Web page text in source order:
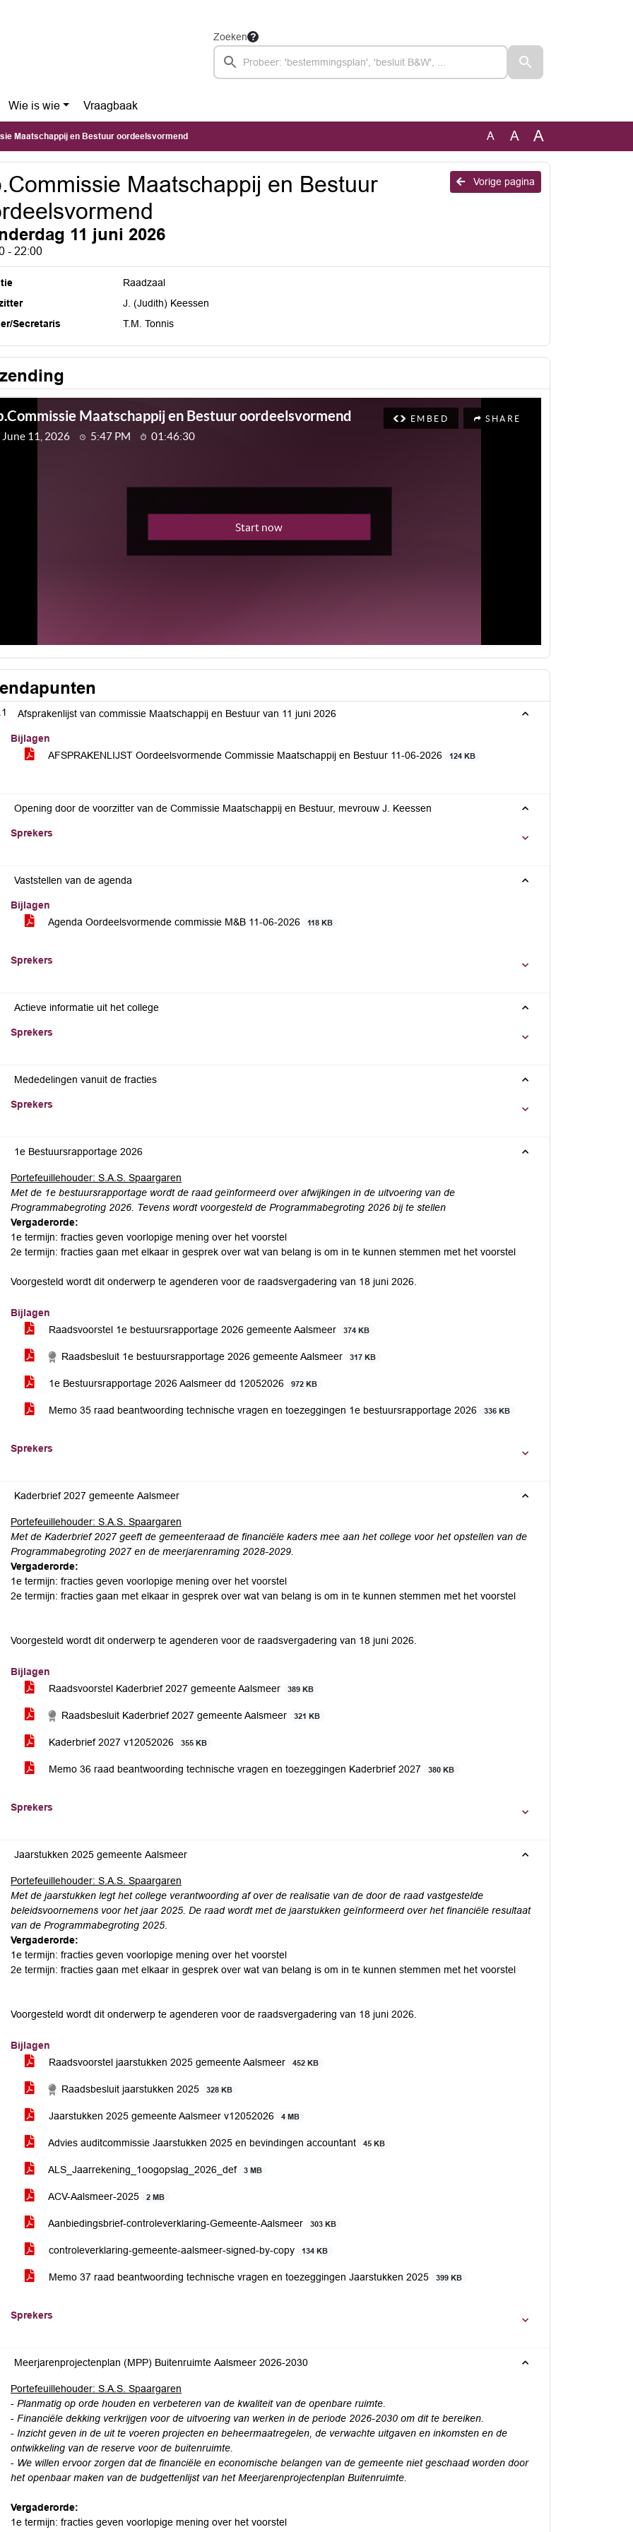
Zoeken
Wie is wie Vraagbaak
Maatschappij en Bestuur oordeelsvormend A A A
Vorige pagina
Maatschappij en Bestuur
11 juni 2026
- 22:00
Raadzaal
J. (Judith) Keessen
Secretaris
T.M. Tonnis
Afsprakenlijst van commissie Maatschappij en Bestuur van 11 juni 2026
Bijlagen
AFSPRAKENLIJST Oordeelsvormende Commissie Maatschappij en Bestuur 11-06-2026
124 KB
Opening door de voorzitter van de Commissie Maatschappij en Bestuur, mevrouw J. Keessen
Sprekers
Vaststellen van de agenda
Bijlagen
Agenda Oordeelsvormende commissie M&B 11-06-2026
118 KB
Sprekers
Actieve informatie uit het college
Sprekers
Mededelingen vanuit de fracties
Sprekers
1e Bestuursrapportage 2026
Portefeuillehouder: S.A.S. Spaargaren
Met de 1e bestuursrapportage wordt de raad geïnformeerd over afwijkingen in de uitvoering van de
Programmabegroting 2026. Tevens wordt voorgesteld de Programmabegroting 2026 bij te stellen
Vergaderorde:
1e termijn: fracties geven voorlopige mening over het voorstel
2e termijn: fracties gaan met elkaar in gesprek over wat van belang is om in te kunnen stemmen met het voorstel
Voorgesteld wordt dit onderwerp te agenderen voor de raadsvergadering van 18 juni 2026.
Bijlagen
Raadsvoorstel 1e bestuursrapportage 2026 gemeente Aalsmeer
374 KB
Raadsbesluit 1e bestuursrapportage 2026 gemeente Aalsmeer 317 KB
1e Bestuursrapportage 2026 Aalsmeer dd 12052026 972 KB
Memo 35 raad beantwoording technische vragen en toezeggingen 1e bestuursrapportage 2026 336 KB
Sprekers
Kaderbrief 2027 gemeente Aalsmeer
Portefeuillehouder: S.A.S. Spaargaren
Met de Kaderbrief 2027 geeft de gemeenteraad de financiële kaders mee aan het college voor het opstellen van de
Programmabegroting 2027 en de meerjarenraming 2028-2029.
Vergaderorde:
1e termijn: fracties geven voorlopige mening over het voorstel
2e termijn: fracties gaan met elkaar in gesprek over wat van belang is om in te kunnen stemmen met het voorstel
Voorgesteld wordt dit onderwerp te agenderen voor de raadsvergadering van 18 juni 2026.
Bijlagen
Raadsvoorstel Kaderbrief 2027 gemeente Aalsmeer
389 KB
Raadsbesluit Kaderbrief 2027 gemeente Aalsmeer 321 KB
Kaderbrief 2027 v12052026 355 KB
Memo 36 raad beantwoording technische vragen en toezeggingen Kaderbrief 2027 380 KB
Sprekers
Jaarstukken 2025 gemeente Aalsmeer
Portefeuillehouder: S.A.S. Spaargaren
Met de jaarstukken legt het college verantwoording af over de realisatie van de door de raad vastgestelde
beleidsvoornemens voor het jaar 2025. De raad wordt met de jaarstukken geïnformeerd over het financiële resultaat
van de Programmabegroting 2025.
Vergaderorde:
1e termijn: fracties geven voorlopige mening over het voorstel
2e termijn: fracties gaan met elkaar in gesprek over wat van belang is om in te kunnen stemmen met het voorstel
Voorgesteld wordt dit onderwerp te agenderen voor de raadsvergadering van 18 juni 2026.
Bijlagen
Raadsvoorstel jaarstukken 2025 gemeente Aalsmeer
452 KB
Raadsbesluit jaarstukken 2025 328 KB
Jaarstukken 2025 gemeente Aalsmeer v12052026 4 MB
Advies auditcommissie Jaarstukken 2025 en bevindingen accountant 45 KB
ALS_Jaarrekening_1oogopslag_2026_def 3 MB
ACV-Aalsmeer-2025 2 MB
Aanbiedingsbrief-controleverklaring-Gemeente-Aalsmeer 303 KB
controleverklaring-gemeente-aalsmeer-signed-by-copy 134 KB
Memo 37 raad beantwoording technische vragen en toezeggingen Jaarstukken 2025 399 KB
Sprekers
Meerjarenprojectenplan (MPP) Buitenruimte Aalsmeer 2026-2030
Portefeuillehouder: S.A.S. Spaargaren
- Planmatig op orde houden en verbeteren van de kwaliteit van de openbare ruimte.
- Financiële dekking verkrijgen voor de uitvoering van werken in de periode 2026-2030 om dit te bereiken.
- Inzicht geven in de uit te voeren projecten en beheermaatregelen, de verwachte uitgaven en inkomsten en de
ontwikkeling van de reserve voor de buitenruimte.
- We willen ervoor zorgen dat de financiële en economische belangen van de gemeente niet geschaad worden door
het openbaar maken van de budgettenlijst van het Meerjarenprojectenplan Buitenruimte.
Vergaderorde:
1e termijn: fracties geven voorlopige mening over het voorstel